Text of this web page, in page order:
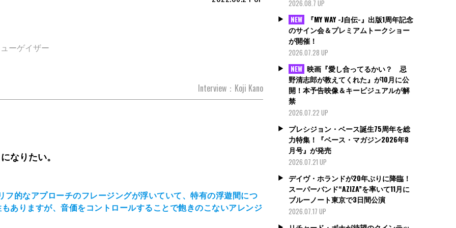
ーゲイザー
Interview：Koji Kano
なりたい。
的なアプローチのフレージングが浮いていて、特有の浮遊間につ
ありますが、音価をコントロールすることで飽きのこないアレンジ
2026.08.7 UP
NEW
『MY WAY -J自伝-』出版1周年記念
のサイン会＆プレミアムトークショー
が開催！
2026.07.28 UP
NEW 映画『愛し合ってるかい？ 忌
野清志郎が教えてくれた』が10月に公
開！本予告映像＆キービジュアルが解
禁
2026.07.22 UP
プレシジョン・ベース誕生75周年を総
力特集！『ベース・マガジン2026年8
月号』が発売
2026.07.21 UP
デイヴ・ホランドが20年ぶりに降臨！
スーパーバンド“AZIZA”を率いて11月に
ブルーノート東京で3日間公演
2026.07.17 UP